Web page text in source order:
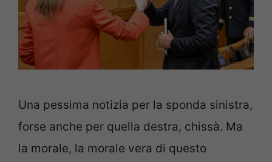
Una pessima notizia per la sponda sinistra,
forse anche per quella destra, chissà. Ma
la morale, la morale vera di questo